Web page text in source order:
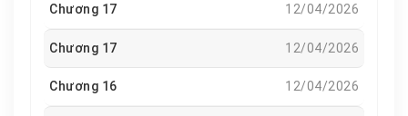
Chương 17 12/04/2026
Chương 17 12/04/2026
Chương 16 12/04/2026